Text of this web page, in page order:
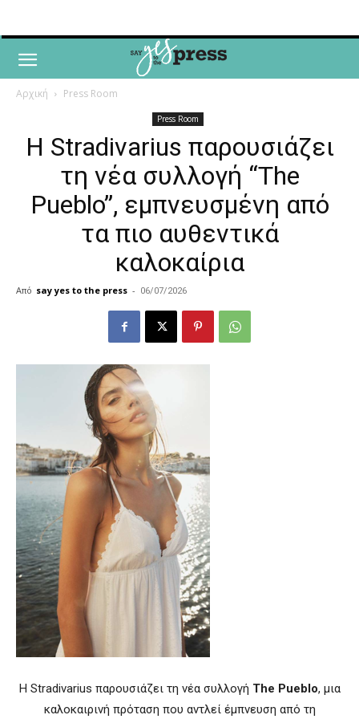
Αρχική Press Room
Press Room
Η Stradivarius παρουσιάζει
τη νέα συλλογή “The
Pueblo”, εμπνευσμένη από
τα πιο αυθεντικά
καλοκαίρια
Από say yes to the press - 06/07/2026
Η Stradivarius παρουσιάζει τη νέα συλλογή The Pueblo, μια
καλοκαιρινή πρόταση που αντλεί έμπνευση από τη